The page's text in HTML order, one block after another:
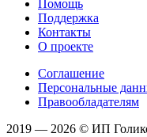
Помощь
Поддержка
Контакты
О проекте
Соглашение
Персональные
Правообладателям
2019 — 2026 © ИП